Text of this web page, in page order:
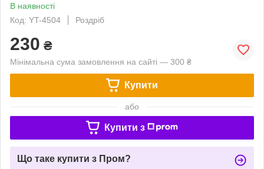
В наявності
Код: YT-4504
Роздріб
230 ₴
Мінімальна сума замовлення на сайті — 300 ₴
Купити
або
Купити з
Що таке купити з Пром?